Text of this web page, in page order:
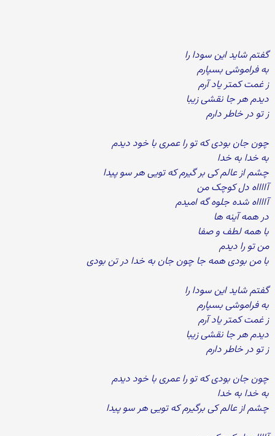
گفتم شاید این سودا را
به فراموشی بسپارم
ز غمت کمتر یاد آرم
دیدم هر جا نقشی زیبا
ز تو در خاطر دارم
چون جان بودی که تو را عمری با خود دیدم
به خدا به خدا
چشم از عالم کی بر گیرم که تویی هر سو پیدا
آااااه دل کوچک من
آااااه شده جلوه گه امیدم
در همه آینه ها
با همه لطف و صفا
من تو را دیدم
با من بودی همه جا چون جان به خدا در تن بودی
گفتم شاید این سودا را
به فراموشی بسپارم
ز غمت کمتر یاد آرم
دیدم هر جا نقشی زیبا
ز تو در خاطر دارم
چون جان بودی که تو را عمری با خود دیدم
به خدا به خدا
چشم از عالم کی برگیرم که تویی هر سو پیدا